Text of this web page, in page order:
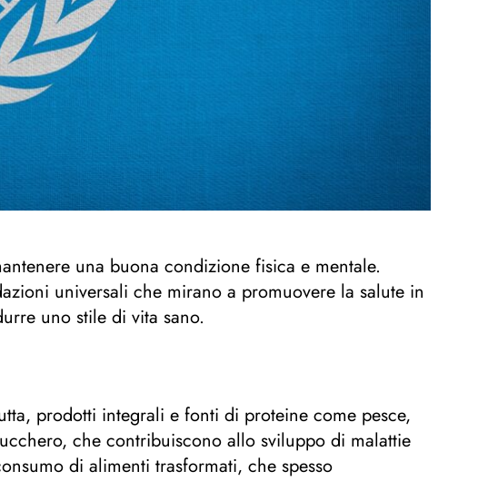
una buona condizione fisica e mentale.
universali che mirano a promuovere la salute in
uno stile di vita sano.
prodotti integrali e fonti di proteine ​​come pesce,
che contribuiscono allo sviluppo di malattie
di alimenti trasformati, che spesso